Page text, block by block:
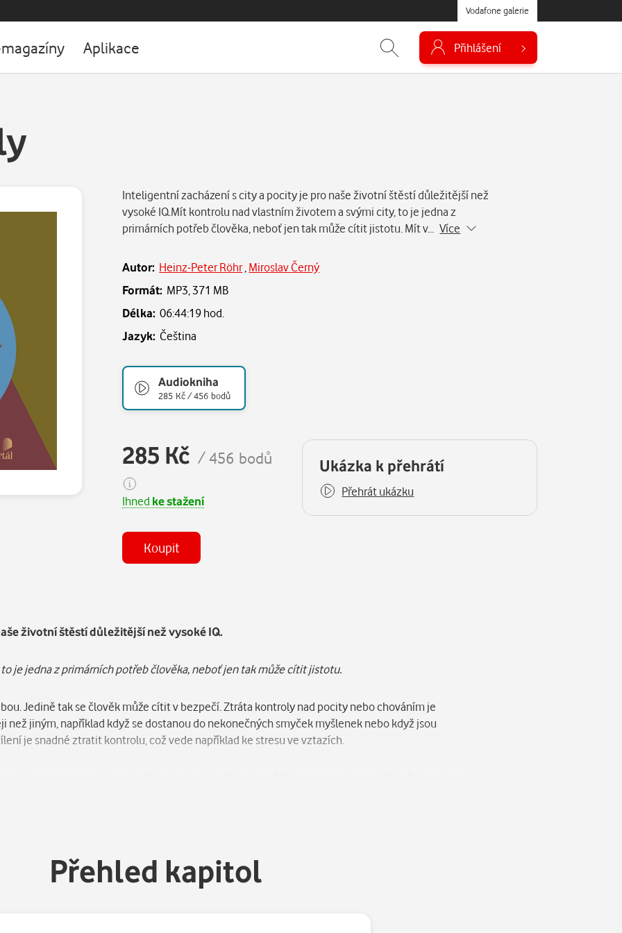
Vodafone galerie
Aplikace Přihlášení
Inteligentní zacházení s city a pocity je pro naše životní štěstí důležitější než
vysoké IQ.Mít kontrolu nad vlastním životem a svými city, to je jedna z
primárních potřeb člověka, neboť jen tak může cítit jistotu. Mít v…Více
Autor: Heinz-Peter Röhr, Miroslav Černý
Formát: MP3,371 MB
Délka: 06:44:19 hod.
Jazyk: Čeština
Audiokniha
285 Kč / 456 bodů
285 Kč / 456 bodů
Ihned ke stažení
Koupit
Ukázka k přehrátí
Přehrát ukázku
životní štěstí důležitější než vysoké IQ.
je jedna z primárních potřeb člověka, neboť jen tak může cítit jistotu.
Jedině tak se člověk může cítit v bezpečí. Ztráta kontroly nad pocity nebo chováním je
než jiným, například když se dostanou do nekonečných smyček myšlenek nebo když jsou
je snadné ztratit kontrolu, což vede například ke stresu ve vztazích.
jaké strategie proti ní existují. Jednoduchá cvičení umožňují rozpoznat typické falešné reakce
chování. Kniha pomůže obnovit rovnováhu a vyrovnanost v životě.
Přehled kapitol